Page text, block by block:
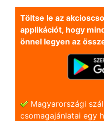
Töltse le az
applikációt, hogy
önnel legyen az
Magyarországi
csomagajánlatai egy